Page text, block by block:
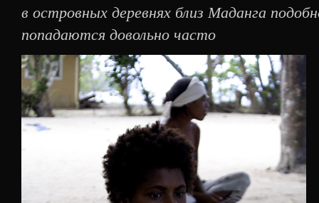
в островных деревнях близ Маданга
попадаются довольно часто